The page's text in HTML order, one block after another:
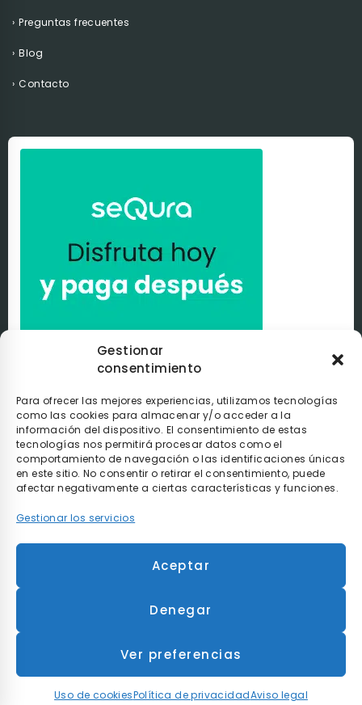
Gestionar
consentimiento
Para ofrecer las mejores experiencias, utilizamos tecnologías
como las cookies para almacenar y/o acceder a la
información del dispositivo. El consentimiento de estas
tecnologías nos permitirá procesar datos como el
comportamiento de navegación o las identificaciones únicas
en este sitio. No consentir o retirar el consentimiento, puede
afectar negativamente a ciertas características y funciones.
Gestionar los servicios
Aceptar
Denegar
Ver preferencias
Uso de cookiesPolítica de privacidadAviso legal
Preguntas frecuentes
Blog
Contacto
Paga a tu ritmo conseQura. Al comprar con nosotros
decides si pagarlo en el momento, después de recibir el
pedido o poco a poco.
* Envío gratis en compras superiores a 90€ y
entrega en 48h para envíos realizados dentro de
la península.
Política de privacidad
Condiciones Generales de Contratación